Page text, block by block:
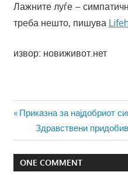
Лажните луѓе –
треба нешто, пишува
извор: новиживот.нет
Навигација
на
напис
Previous
Post:
Приказна за најдобриот
Next
Post:
Здравствени
ONE COMMENT